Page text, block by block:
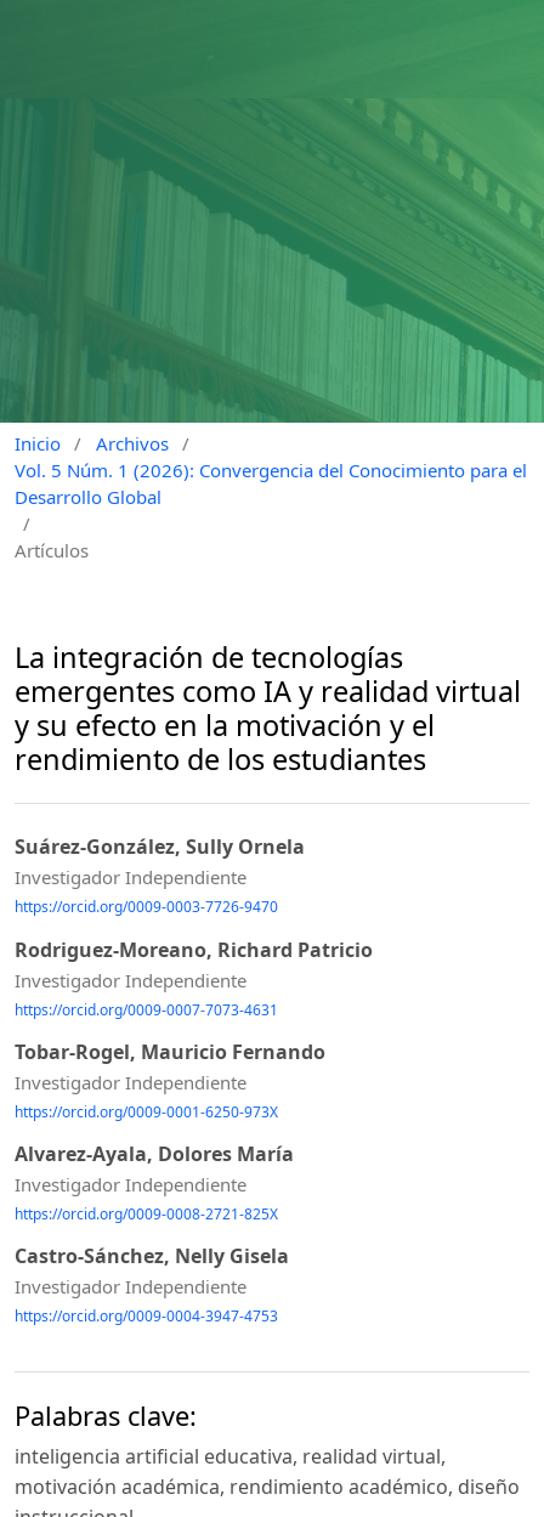
Inicio / Archivos /
Vol. 5 Núm. 1 (2026): Convergencia del Conocimiento para el
Desarrollo Global
/
Artículos
La integración de tecnologías
emergentes como IA y realidad virtual
y su efecto en la motivación y el
rendimiento de los estudiantes
Suárez-González, Sully Ornela
Investigador Independiente
https://orcid.org/0009-0003-7726-9470
Rodriguez-Moreano, Richard Patricio
Investigador Independiente
https://orcid.org/0009-0007-7073-4631
Tobar-Rogel, Mauricio Fernando
Investigador Independiente
https://orcid.org/0009-0001-6250-973X
Alvarez-Ayala, Dolores María
Investigador Independiente
https://orcid.org/0009-0008-2721-825X
Castro-Sánchez, Nelly Gisela
Investigador Independiente
https://orcid.org/0009-0004-3947-4753
Palabras clave:
inteligencia artificial educativa, realidad virtual,
motivación académica, rendimiento académico, diseño